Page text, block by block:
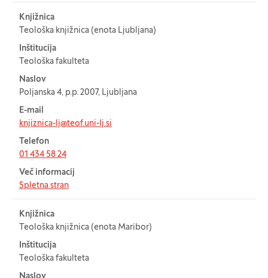
Knjižnica
Teološka knjižnica (enota Ljubljana)
Inštitucija
Teološka fakulteta
Naslov
Poljanska 4, p.p. 2007, Ljubljana
E-mail
knjiznica-lj@teof.uni-lj.si
Telefon
01 434 58 24
Več informacij
Spletna stran
Knjižnica
Teološka knjižnica (enota Maribor)
Inštitucija
Teološka fakulteta